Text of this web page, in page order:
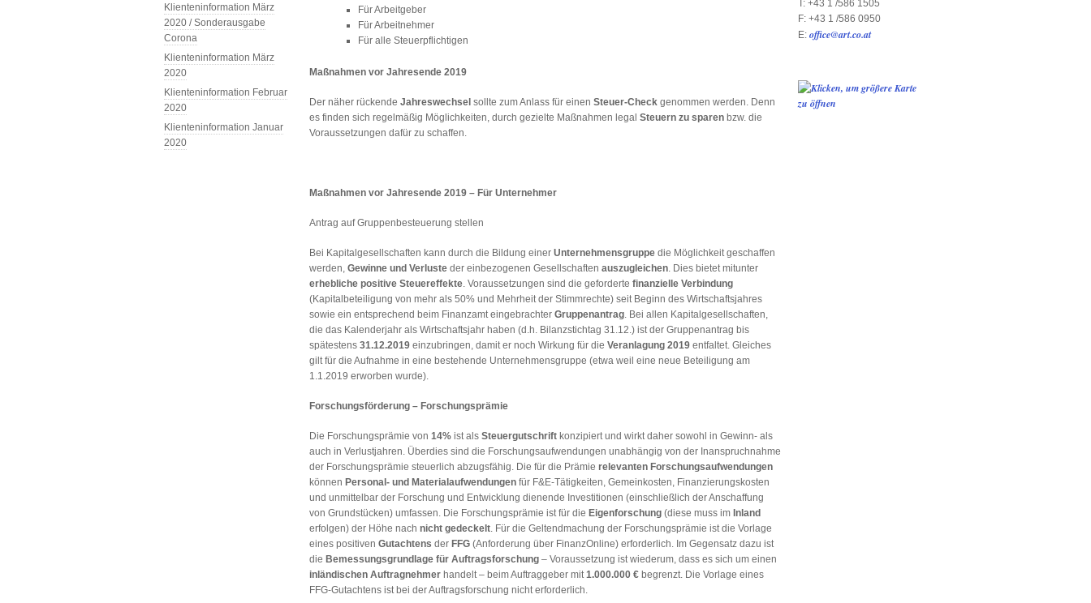
Klienteninformation März
2020 / Sonderausgabe
Corona
Klienteninformation März
2020
Klienteninformation Februar
2020
Klienteninformation Januar
2020
Für Arbeitgeber
Für Arbeitnehmer
Für alle Steuerpflichtigen
Maßnahmen vor Jahresende 2019
Der näher rückende Jahreswechselsollte zum Anlass für einen Steuer-Checkgenommen werden. Denn
es finden sich regelmäßig Möglichkeiten, durch gezielte Maßnahmen legal Steuern zu sparenbzw. die
Voraussetzungen dafür zu schaffen.
Maßnahmen vor Jahresende 2019 – Für Unternehmer
Antrag auf Gruppenbesteuerung stellen
Bei Kapitalgesellschaften kann durch die Bildung einer Unternehmensgruppedie Möglichkeit geschaffen
werden, Gewinne und Verlusteder einbezogenen Gesellschaften auszugleichen. Dies bietet mitunter
erhebliche positive Steuereffekte. Voraussetzungen sind die geforderte finanzielle Verbindung
(Kapitalbeteiligung von mehr als 50% und Mehrheit der Stimmrechte) seit Beginn des Wirtschaftsjahres
sowie ein entsprechend beim Finanzamt eingebrachter Gruppenantrag. Bei allen Kapitalgesellschaften,
die das Kalenderjahr als Wirtschaftsjahr haben (d.h. Bilanzstichtag 31.12.) ist der Gruppenantrag bis
spätestens 31.12.2019einzubringen, damit er noch Wirkung für die Veranlagung 2019entfaltet. Gleiches
gilt für die Aufnahme in eine bestehende Unternehmensgruppe (etwa weil eine neue Beteiligung am
1.1.2019 erworben wurde).
Forschungsförderung – Forschungsprämie
Die Forschungsprämie von 14%ist als Steuergutschriftkonzipiert und wirkt daher sowohl in Gewinn- als
auch in Verlustjahren. Überdies sind die Forschungsaufwendungen unabhängig von der Inanspruchnahme
der Forschungsprämie steuerlich abzugsfähig. Die für die Prämie relevanten Forschungsaufwendungen
können Personal- und Materialaufwendungenfür F&E-Tätigkeiten, Gemeinkosten, Finanzierungskosten
und unmittelbar der Forschung und Entwicklung dienende Investitionen (einschließlich der Anschaffung
von Grundstücken) umfassen. Die Forschungsprämie ist für die Eigenforschung(diese muss im Inland
erfolgen) der Höhe nach nicht gedeckelt. Für die Geltendmachung der Forschungsprämie ist die Vorlage
eines positiven Gutachtens der FFG(Anforderung über FinanzOnline) erforderlich. Im Gegensatz dazu ist
die Bemessungsgrundlage für Auftragsforschung– Voraussetzung ist wiederum, dass es sich um einen
inländischen Auftragnehmerhandelt – beim Auftraggeber mit 1.000.000 €begrenzt. Die Vorlage eines
FFG-Gutachtens ist bei der Auftragsforschung nicht erforderlich.
T: +43 1 /586 1505
F: +43 1 /586 0950
E: office@art.co.at